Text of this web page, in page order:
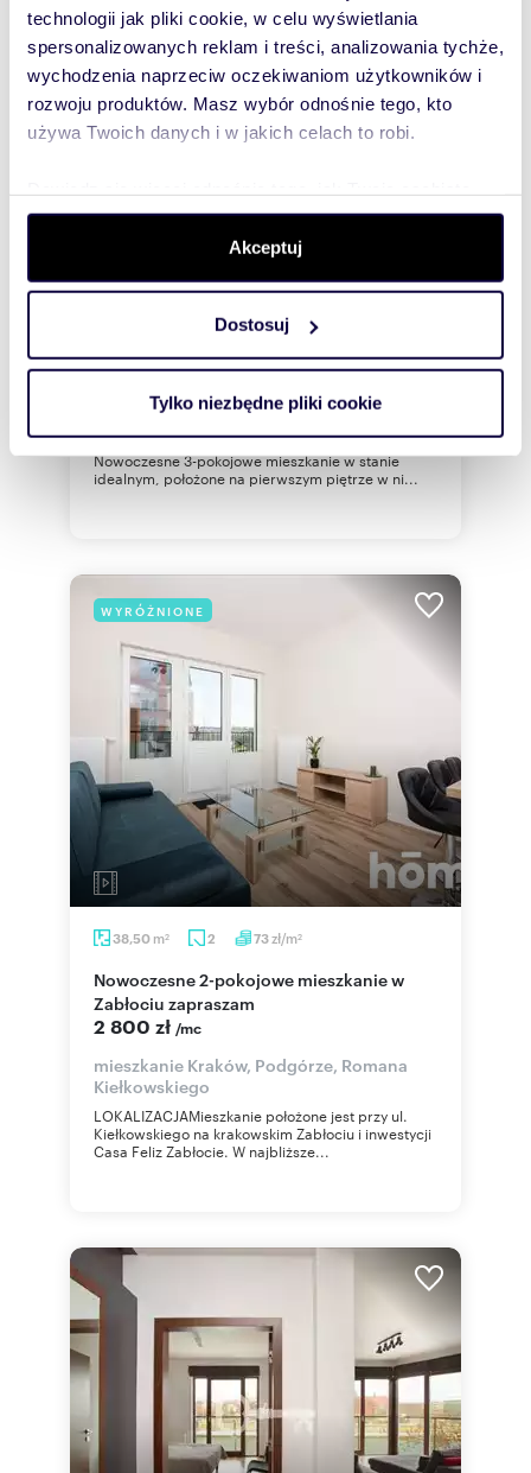
technologii jak pliki cookie, w celu wyświetlania
spersonalizowanych reklam i treści, analizowania tychże,
wychodzenia naprzeciw oczekiwaniom użytkowników i
rozwoju produktów. Masz wybór odnośnie tego, kto
używa Twoich danych i w jakich celach to robi.
dane są przetwarzane oraz ustaw własne preferencje w
. W Deklaracji plików cookie możesz
zmienić lub wycofać swoją zgodę w dowolnej chwili.
Wykorzystujemy pliki cookie do spersonalizowania treści
i reklam, aby oferować funkcje społecznościowe i
korzystasz z naszej witryny, udostępniamy partnerom
Partnerzy mogą połączyć te informacje z innymi danymi
Akceptuj
Dostosuj
Tylko niezbędne pliki cookie
balkonami - polecam!
3 100 zł/mc + czynsz: 1 009 zł
mieszkanie Kraków, Podgórze Duchackie,
Kurdwanów Nowy, Witosa
Kraków, os. Kurdwanów Nowy - ulica Witosa
Nowoczesne 3-pokojowe mieszkanie w stanie
idealnym, położone na pierwszym piętrze w ni...
WYRÓŻNIONE
38,50 m2 2 73zł/m2
Nowoczesne 2-pokojowe mieszkanie w
Zabłociu zapraszam
2 800 zł /mc
mieszkanie Kraków, Podgórze, Romana
Kiełkowskiego
LOKALIZACJAMieszkanie położone jest przy ul.
Kiełkowskiego na krakowskim Zabłociu i inwestycji
Casa Feliz Zabłocie. W najbliższe...